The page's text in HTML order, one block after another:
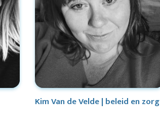
Kim Van de Velde | beleid en zorg